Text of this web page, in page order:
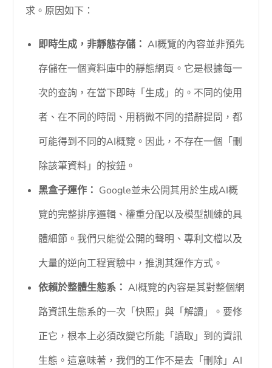
求。原因如下：
即時生成，非靜態存儲： AI概覽的內容並非預先
存儲在一個資料庫中的靜態網頁。它是根據每一
次的查詢，在當下即時「生成」的。不同的使用
者、在不同的時間、用稍微不同的措辭提問，都
可能得到不同的AI概覽。因此，不存在一個「刪
除該筆資料」的按鈕。
黑盒子運作： Google並未公開其用於生成AI概
覽的完整排序邏輯、權重分配以及模型訓練的具
體細節。我們只能從公開的聲明、專利文檔以及
大量的逆向工程實驗中，推測其運作方式。
依賴於整體生態系： AI概覽的內容是其對整個網
路資訊生態系的一次「快照」與「解讀」。要修
正它，根本上必須改變它所能「讀取」到的資訊
生態。這意味著，我們的工作不是去「刪除」AI